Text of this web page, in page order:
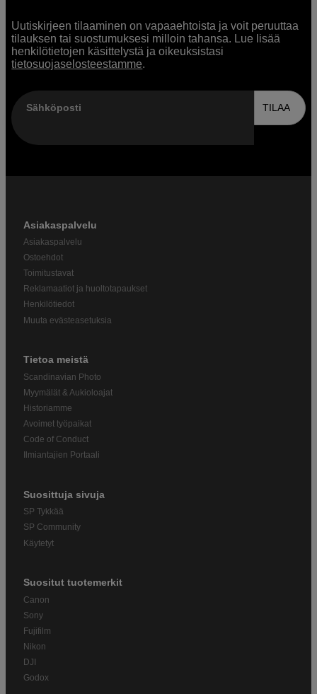
Uutiskirjeen tilaaminen on vapaaehtoista ja voit peruuttaa
tilauksen tai suostumuksesi milloin tahansa. Lue lisää
henkilötietojen käsittelystä ja oikeuksistasi
tietosuojaselosteestamme.
Sähköposti TILAA
Asiakaspalvelu
Asiakaspalvelu
Ostoehdot
Toimitustavat
Reklamaatiot ja huoltotapaukset
Henkilötiedot
Muuta evästeasetuksia
Tietoa meistä
Scandinavian Photo
Myymälät & Aukioloajat
Historiamme
Avoimet työpaikat
Code of Conduct
Ilmiantajien Portaali
Suosittuja sivuja
SP Tykkää
SP Community
Käytetyt
Suositut tuotemerkit
Canon
Sony
Fujifilm
Nikon
DJI
Godox